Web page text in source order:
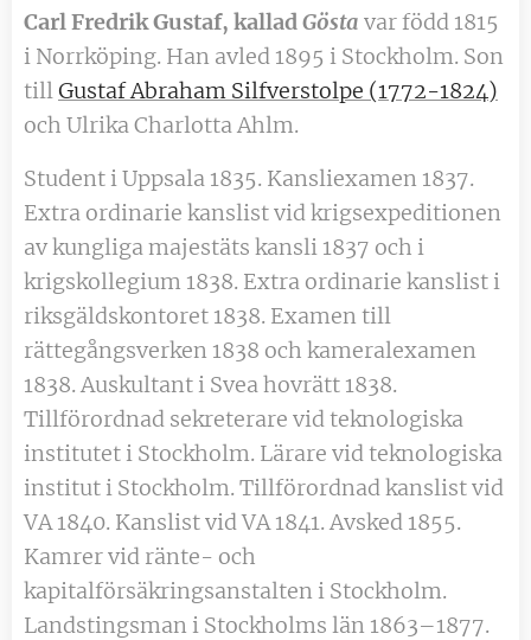
Carl Fredrik Gustaf, kalladGösta var född 1815
i Norrköping. Han avled 1895 i Stockholm. Son
tillGustaf Abraham Silfverstolpe (1772-1824)
och Ulrika Charlotta Ahlm.
Student i Uppsala 1835. Kansliexamen 1837.
Extra ordinarie kanslist vid krigsexpeditionen
av kungliga majestäts kansli 1837 och i
krigskollegium 1838. Extra ordinarie kanslist i
riksgäldskontoret 1838. Examen till
rättegångsverken 1838 och kameralexamen
1838. Auskultant i Svea hovrätt 1838.
Tillförordnad sekreterare vid teknologiska
institutet i Stockholm. Lärare vid teknologiska
institut i Stockholm. Tillförordnad kanslist vid
VA 1840. Kanslist vid VA 1841. Avsked 1855.
Kamrer vid ränte- och
kapitalförsäkringsanstalten i Stockholm.
Landstingsman i Stockholms län 1863–1877.